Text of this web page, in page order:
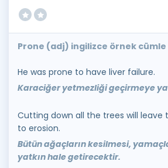
Prone (adj) ingilizce örnek cümle
He was prone to have liver failure.
Karaciğer yetmezliği geçirmeye
Cutting down all the trees will leave
to erosion.
Bütün ağaçların kesilmesi,
yatkın hale getirecektir.